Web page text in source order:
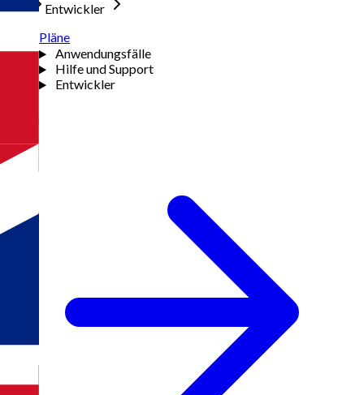
Entwickler
Pläne
Anwendungsfälle
Hilfe und Support
Entwickler